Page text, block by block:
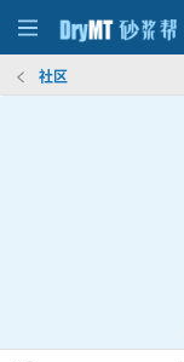
社区